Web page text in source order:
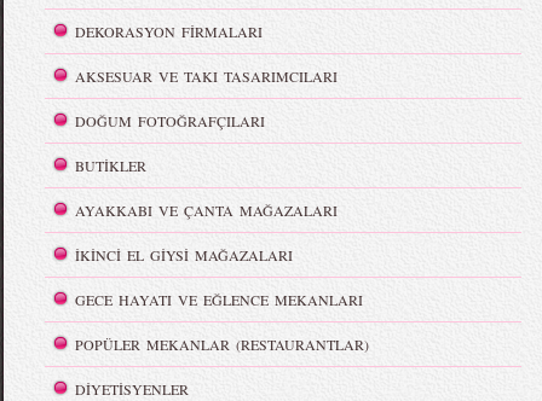
DEKORASYON FİRMALARI
AKSESUAR VE TAKI TASARIMCILARI
DOĞUM FOTOĞRAFÇILARI
BUTİKLER
AYAKKABI VE ÇANTA MAĞAZALARI
İKİNCİ EL GİYSİ MAĞAZALARI
GECE HAYATI VE EĞLENCE MEKANLARI
POPÜLER MEKANLAR (RESTAURANTLAR)
DİYETİSYENLER